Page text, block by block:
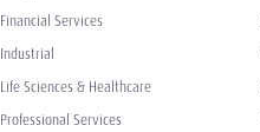
Financial Services
Industrial
Life Sciences & Healthcare
Professional Services